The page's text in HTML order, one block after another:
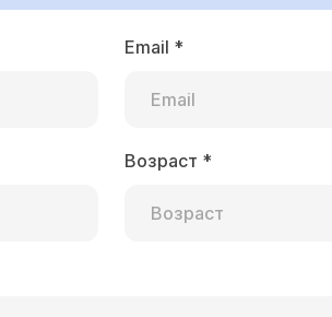
Email *
Возраст *